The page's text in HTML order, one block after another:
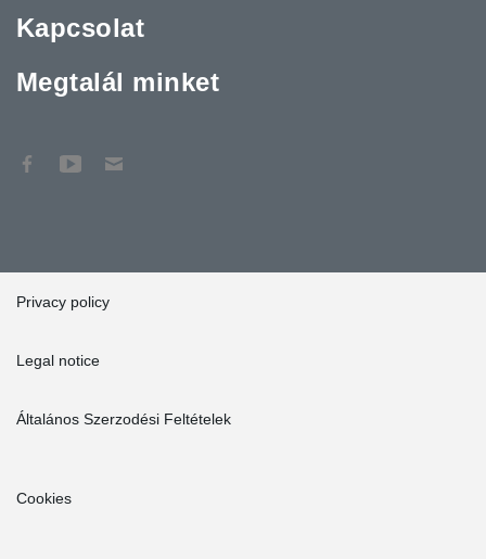
Kapcsolat
Megtalál minket
Privacy policy
Legal notice
Általános Szerzodési Feltételek
Cookies